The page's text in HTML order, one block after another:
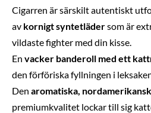
Cigarren är särskilt autentiskt
av kornigt syntetlädersom är
vildaste fighter med din kisse.
En vacker banderoll med ett
den förföriska fyllningen i
Den aromatiska,
premiumkvalitet lockar till sig